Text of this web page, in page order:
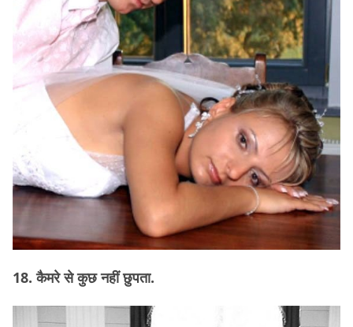
18. कैमरे से कुछ नहीं छुपता.